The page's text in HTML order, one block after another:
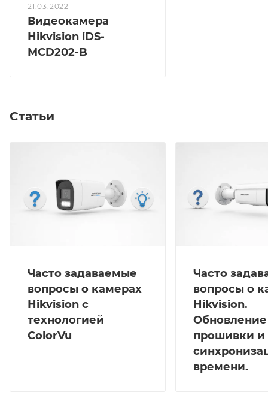
21.03.2022
Видеокамера
Hikvision iDS-
MCD202-B
Статьи
Часто задаваемые
вопросы о камерах
Hikvision с
технологией
ColorVu
Часто
вопросы о
Hikvision.
Обновление
прошивки и
времени.